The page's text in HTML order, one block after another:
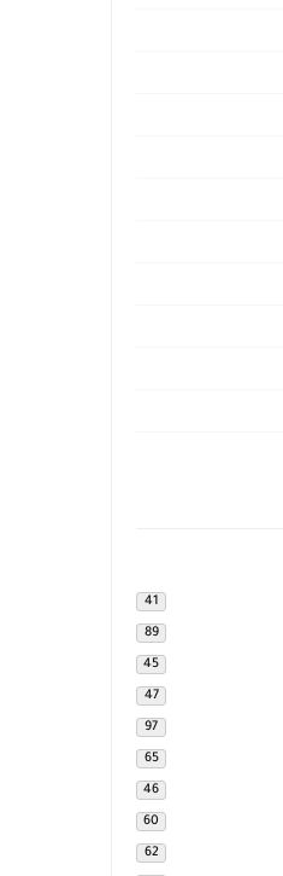
41
89
45
47
97
65
46
60
62